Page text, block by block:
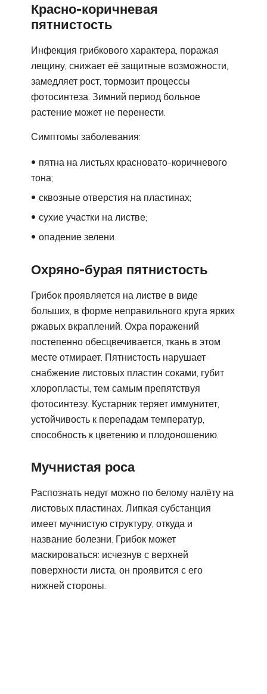
Красно-коричневая
пятнистость
Инфекция грибкового характера, поражая
лещину, снижает её защитные возможности,
замедляет рост, тормозит процессы
фотосинтеза. Зимний период больное
растение может не перенести.
Симптомы заболевания:
пятна на листьях красновато-коричневого
тона;
сквозные отверстия на пластинах;
сухие участки на листве;
опадение зелени.
Охряно-бурая пятнистость
Грибок проявляется на листве в виде
больших, в форме неправильного круга ярких
ржавых вкраплений. Охра поражений
постепенно обесцвечивается, ткань в этом
месте отмирает. Пятнистость нарушает
снабжение листовых пластин соками, губит
хлоропласты, тем самым препятствуя
фотосинтезу. Кустарник теряет иммунитет,
устойчивость к перепадам температур,
способность к цветению и плодоношению.
Мучнистая роса
Распознать недуг можно по белому налёту на
листовых пластинах. Липкая субстанция
имеет мучнистую структуру, откуда и
название болезни. Грибок может
маскироваться: исчезнув с верхней
поверхности листа, он проявится с его
нижней стороны.